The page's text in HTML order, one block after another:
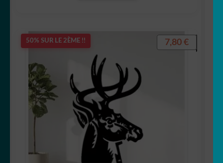
50% SUR LE 2ÈME !! 7,80 €